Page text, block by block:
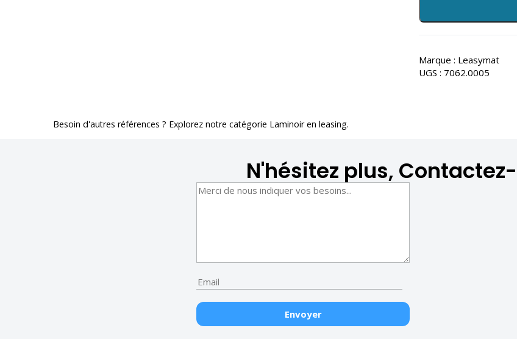
Marque : Leasymat
UGS : 7062.0005
Besoin d'autres références ? Explorez notre catégorie Laminoir en leasing.
N'hésitez plus,